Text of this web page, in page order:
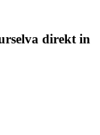
direkt in